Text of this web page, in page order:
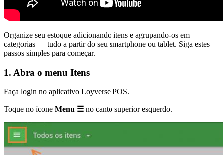
Organize seu estoque adicionando itens e agrupando-os em
categorias — tudo a partir do seu smartphone ou tablet. Siga estes
passos simples para começar.
1. Abra o menu Itens
Faça login no aplicativo Loyverse POS.
Toque no ícone Menu ☰ no canto superior esquerdo.